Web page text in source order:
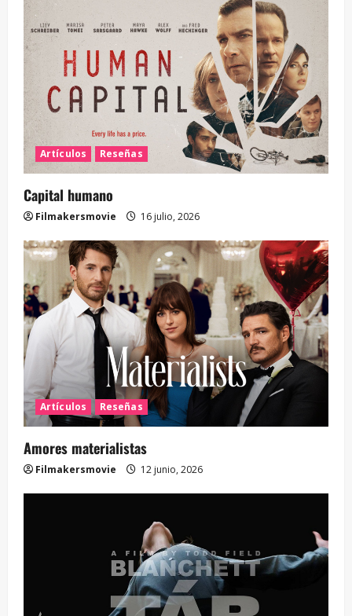
Artículos Reseñas
Capital humano
Filmakersmovie 16 julio, 2026
Artículos Reseñas
Amores materialistas
Filmakersmovie 12 junio, 2026